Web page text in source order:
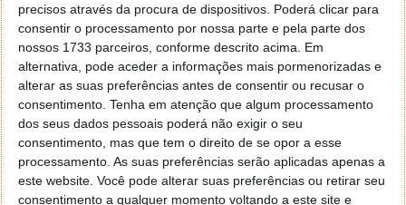
precisos através da procura de dispositivos. Poderá clicar para
consentir o processamento por nossa parte e pela parte dos
nossos 1733 parceiros, conforme descrito acima. Em
alternativa, pode aceder a informações mais pormenorizadas e
alterar as suas preferências antes de consentir ou recusar o
consentimento. Tenha em atenção que algum processamento
dos seus dados pessoais poderá não exigir o seu
consentimento, mas que tem o direito de se opor a esse
processamento. As suas preferências serão aplicadas apenas a
este website. Você pode alterar suas preferências ou retirar seu
consentimento a qualquer momento voltando a este site e
Desculpa mas o link funciona. Seja como for segue por mail
o MSn Messenger 8.
Responder
Vítor M.
@Rui
Tens de encontrar o que te falei. Faz da seguinte maneira,
janela iniciar e no topo dessa janela com o botão direito do
rato faz propriedades. Depois no separador Menu ‘Iniciar’
clica no botão ‘Personalizar’ aí encontrarás no separador